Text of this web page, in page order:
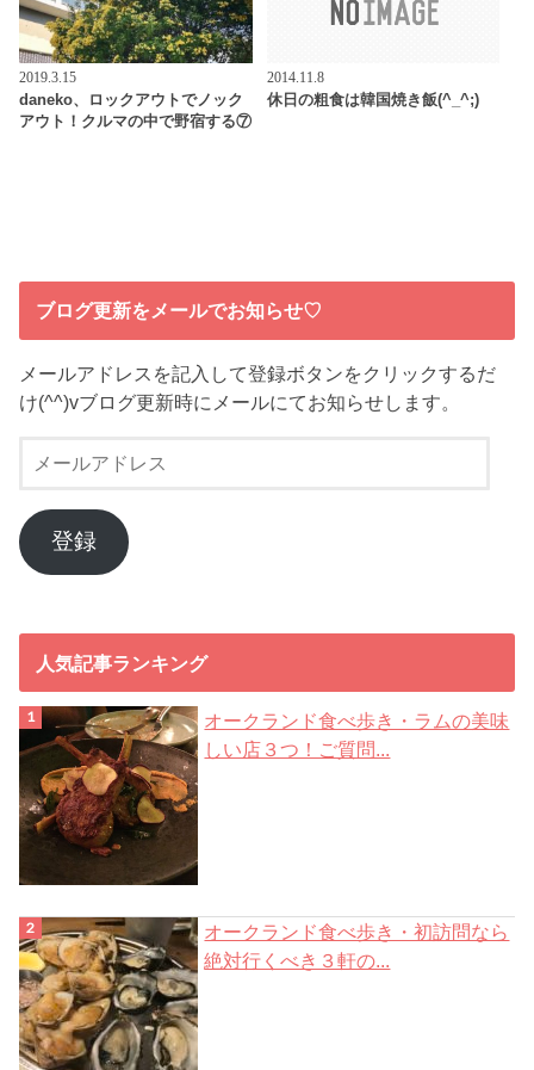
2019.3.15
daneko、ロックアウトでノック
アウト！クルマの中で野宿する⑦
2014.11.8
休日の粗食は韓国焼き飯(^_^;)
ブログ更新をメールでお知らせ♡
メールアドレスを記入して登録ボタンをクリックするだ
け(^^)vブログ更新時にメールにてお知らせします。
ー
ル
ア
ド
登録
人気記事ランキング
オークランド食べ歩き・ラムの美味
しい店３つ！ご質問...
オークランド食べ歩き・初訪問なら
絶対行くべき３軒の...